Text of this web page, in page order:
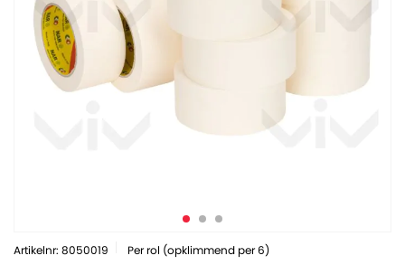
Artikelnr: 8050019 Per rol (opklimmend per 6)